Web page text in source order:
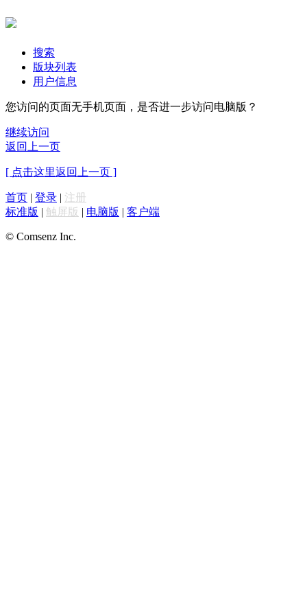
搜索
版块列表
用户信息
您访问的页面无手机页面，是否进一步访问电脑版？
继续访问
返回上一页
[ 点击这里返回上一页 ]
首页 | 登录 | 注册
标准版 | 触屏版 | 电脑版 | 客户端
© Comsenz Inc.